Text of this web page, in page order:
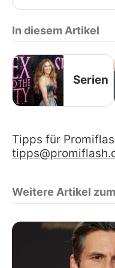
In diesem Artikel
Serien
Tipps für
Weitere Artikel